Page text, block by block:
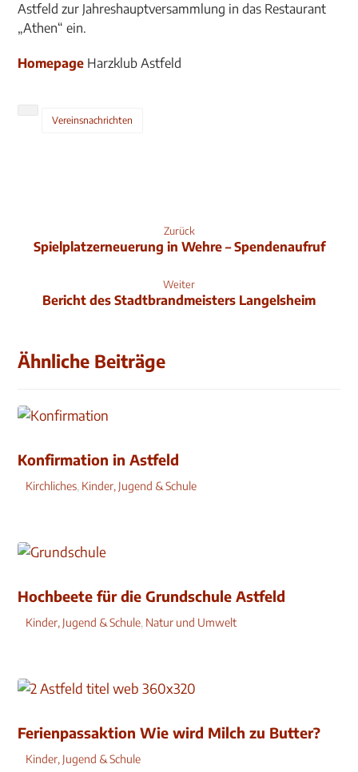
Astfeld zur Jahreshauptversammlung in das Restaurant
„Athen“ ein.
Homepage Harzklub Astfeld
Vereinsnachrichten
Zurück
Spielplatzerneuerung in Wehre – Spendenaufruf
Weiter
Bericht des Stadtbrandmeisters Langelsheim
Ähnliche Beiträge
Konfirmation in Astfeld
Kirchliches, Kinder, Jugend & Schule
Hochbeete für die Grundschule Astfeld
Kinder, Jugend & Schule, Natur und Umwelt
Ferienpassaktion Wie wird Milch zu Butter?
Kinder, Jugend & Schule